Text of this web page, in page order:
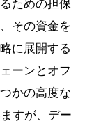
ための担保
その資金を
に展開する
ーンとオフ
かの高度な
すが、デー